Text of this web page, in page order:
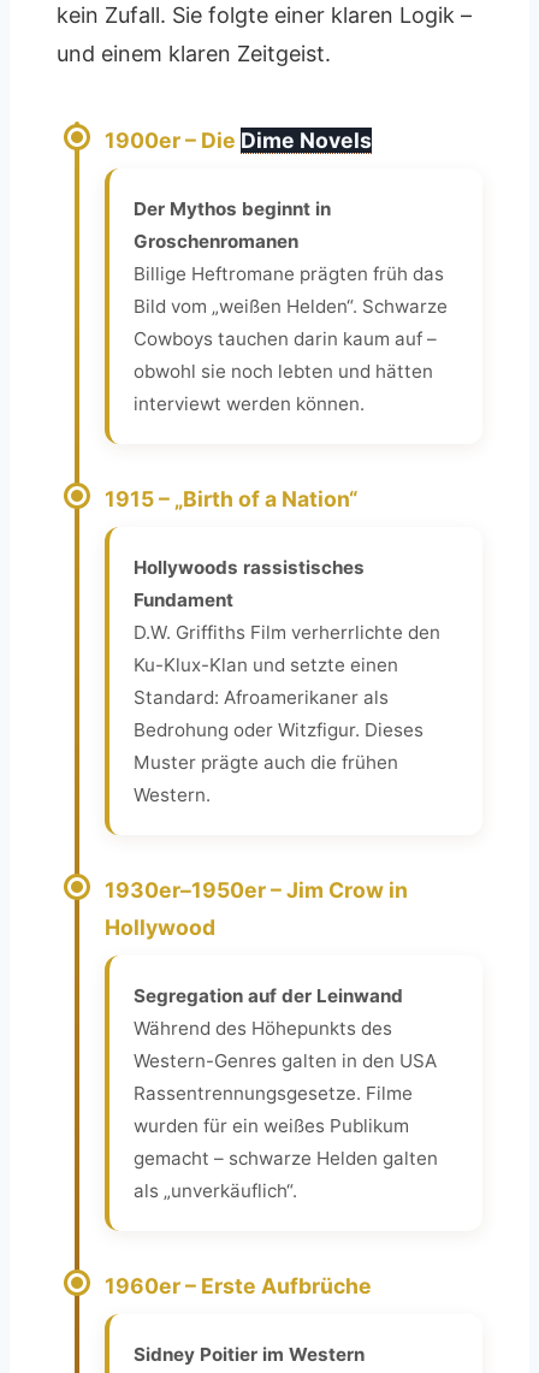
kein Zufall. Sie folgte einer klaren Logik –
und einem klaren Zeitgeist.
1900er – Die Dime Novels
Der Mythos beginnt in
Groschenromanen
Billige Heftromane prägten früh das
Bild vom „weißen Helden“. Schwarze
Cowboys tauchen darin kaum auf –
obwohl sie noch lebten und hätten
interviewt werden können.
1915 – „Birth of a Nation“
Hollywoods rassistisches
Fundament
D.W. Griffiths Film verherrlichte den
Ku-Klux-Klan und setzte einen
Standard: Afroamerikaner als
Bedrohung oder Witzfigur. Dieses
Muster prägte auch die frühen
Western.
1930er–1950er – Jim Crow in
Hollywood
Segregation auf der Leinwand
Während des Höhepunkts des
Western-Genres galten in den USA
Rassentrennungsgesetze. Filme
wurden für ein weißes Publikum
gemacht – schwarze Helden galten
als „unverkäuflich“.
1960er – Erste Aufbrüche
Sidney Poitier im Western